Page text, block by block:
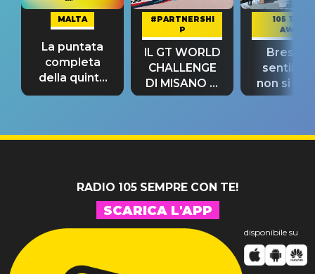
MALTA
La puntata
completa
della quinta
tappa
#PARTNERSHI
P
IL GT WORLD
CHALLENGE
DI MISANO si
riconferma
105 TAKE
AWAY
Bresh:
non si
fino alla
RADIO 105 SEMPRE CON TE!
SCARICA L'APP
disponibile su